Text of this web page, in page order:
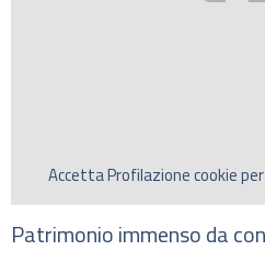
AccettaProfilazionecookie
Patrimonio immenso da